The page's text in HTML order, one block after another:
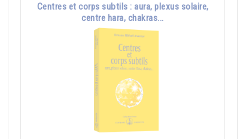
Centres et corps subtils : aura, plexus solaire,
centre hara, chakras...